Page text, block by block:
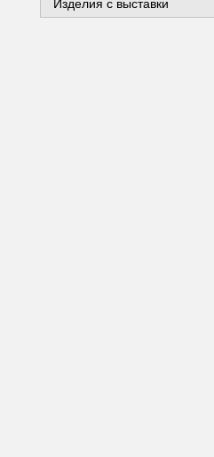
Изделия с выставки